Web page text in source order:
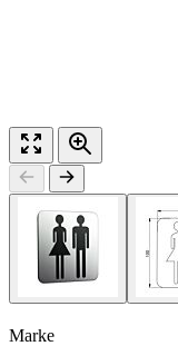
Marke